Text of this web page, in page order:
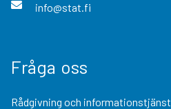
info@stat.fi
Fråga oss
Rådgivning och informationstjänst